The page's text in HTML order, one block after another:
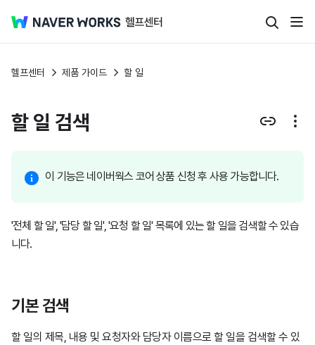
헬프센터 제품 가이드 할 일
할 일 검색
이 기능은 네이버웍스 코어 상품 신청 후 사용 가능합니다.
'전체 할 일', '담당 할 일', '요청 할 일' 목록에 있는 할 일을 검색할 수 있습
니다.
기본 검색
할 일의 제목, 내용 및 요청자와 담당자 이름으로 할 일을 검색할 수 있